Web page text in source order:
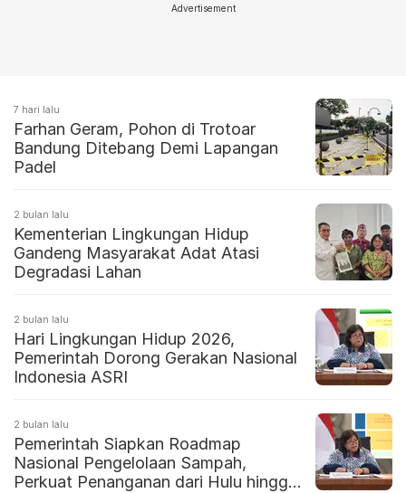
Advertisement
7 hari lalu
Farhan Geram, Pohon di Trotoar
Bandung Ditebang Demi Lapangan
Padel
2 bulan lalu
Kementerian Lingkungan Hidup
Gandeng Masyarakat Adat Atasi
Degradasi Lahan
2 bulan lalu
Hari Lingkungan Hidup 2026,
Pemerintah Dorong Gerakan Nasional
Indonesia ASRI
2 bulan lalu
Pemerintah Siapkan Roadmap
Nasional Pengelolaan Sampah,
Perkuat Penanganan dari Hulu hingga